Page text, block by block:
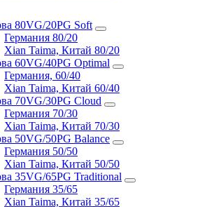
80VG/20PG Soft
Германия 80/20
Xian Taima, Китай 80/20
60VG/40PG Optimal
Германия, 60/40
Xian Taima, Китай 60/40
70VG/30PG Cloud
Германия 70/30
Xian Taima, Китай 70/30
50VG/50PG Balance
Германия 50/50
Xian Taima, Китай 50/50
35VG/65PG Traditional
Германия 35/65
Xian Taima, Китай 35/65